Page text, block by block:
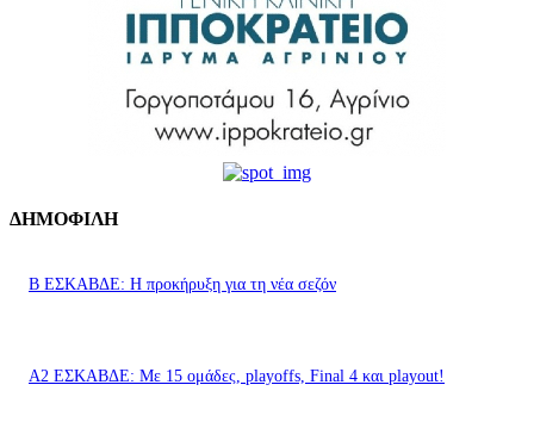
ΔΗΜΟΦΙΛΗ
Β ΕΣΚΑΒΔΕ: Η προκήρυξη για τη νέα σεζόν
Α2 ΕΣΚΑΒΔΕ: Με 15 ομάδες, playoffs, Final 4 και playout!